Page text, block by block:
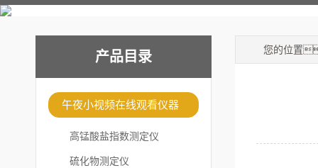
产品目录
午夜小视频在线观看仪器
高锰酸盐指数测定仪
硫化物测定仪
您的位置